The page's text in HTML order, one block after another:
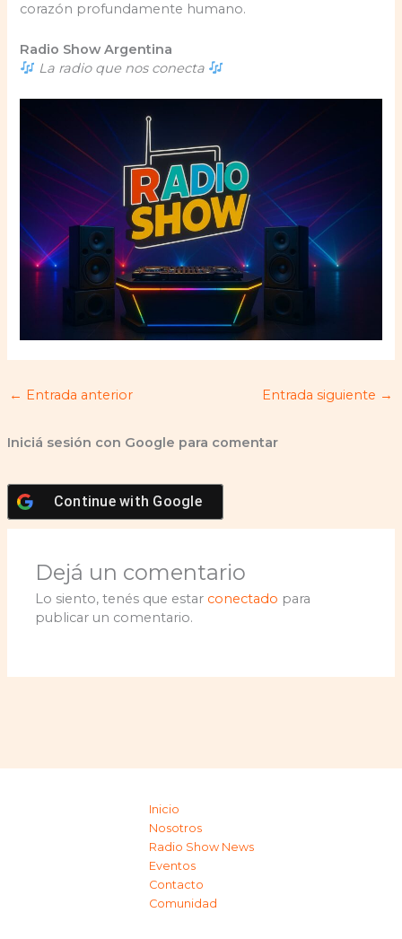
corazón profundamente humano.
Radio Show Argentina
La radio que nos conecta
← Entrada anterior Entrada siguiente →
Iniciá sesión con Google para comentar
Continue with Google
Dejá un comentario
Lo siento, tenés que estar conectado para
publicar un comentario.
Inicio
Nosotros
Radio Show News
Eventos
Contacto
Comunidad